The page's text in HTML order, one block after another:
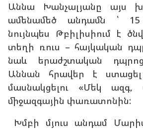
Աննա Խանչալյանը այս
ամենամեծ անդամն ՝
նույնպես Թբիլիսիում է
տեղի ռուս – հայկական
նաև երաժշտական
Աննան հրավեր է
մասնակցելու «Մեկ ազգ,
միջազգային փառատոնին:
Խմբի մյուս անդամ